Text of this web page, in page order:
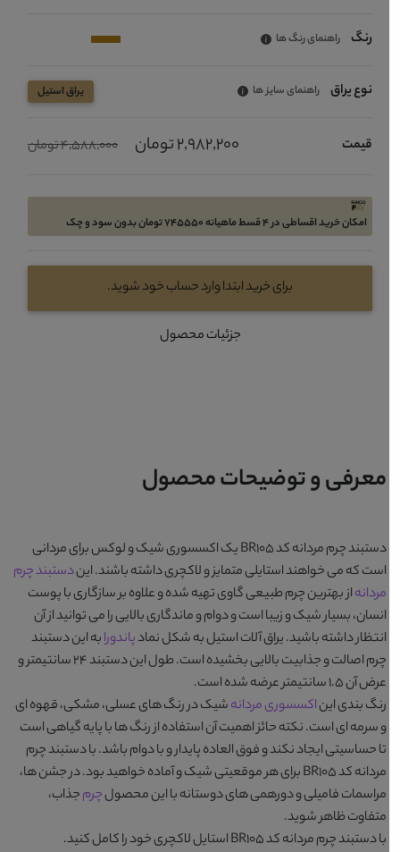
رنگ راهنمای رنگ ها
نوع یراق راهنمای سایز ها یراق استیل
قیمت 2,982,200 تومان 4,588,000 تومان
امکان خرید اقساطی در 4 قسط ماهیانه 745550 تومان بدون سود و چک
برای خرید ابتدا وارد حساب خود شوید.
جزئیات محصول
معرفی و توضیحات محصول
دستبند چرم مردانه کد BR105
یک اکسسوری شیک و لوکس برای مردانی
است که می خواهند استایلی متمایز و لاکچری داشته باشند. ایندستبند چرم
مردانهاز بهترین چرم طبیعی گاوی تهیه شده و علاوه بر سازگاری با پوست
انسان، بسیار شیک و زیبا است و دوام و ماندگاری بالایی را می توانید از آن
انتظار داشته باشید. یراق آلات استیل به شکل نمادپاندورابه این دستبند
چرم اصالت و جذابیت بالایی بخشیده است. طول این دستبند 24 سانتیمتر و
عرض آن 1.5 سانتیمتر عرضه شده است.
رنگ بندی ایناکسسوری مردانهشیک در رنگ هایعسلی، مشکی، قهوه ای
و سرمه ایاست. نکته حائز اهمیت آن استفاده از رنگ ها با پایه گیاهی است
تا حساسیتی ایجاد نکند و فوق العاده پایدار و با دوام باشد. بادستبند چرم
مردانه کد BR105
برای هر موقعیتی شیک و آماده خواهید بود. در جشن ها،
مراسمات فامیلی و دورهمی های دوستانه با این محصولچرمجذاب،
متفاوت ظاهر شوید.
دستبند چرم مردانه کد BR105 استایل لاکچری خود را کامل کنید.